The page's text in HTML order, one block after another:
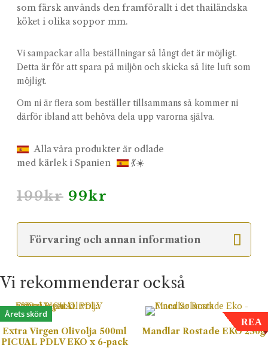
som färsk används den framförallt i det thailändska
köket i olika soppor mm.
Vi sampackar alla beställningar så långt det är möjligt.
Detta är för att spara på miljön och skicka så lite luft som
möjligt.
Om ni är flera som beställer tillsammans så kommer ni
därför ibland att behöva dela upp varorna själva.
Alla våra produkter är odlade
med kärlek i Spanien
💃☀️
199kr Det
priset
var:
199kr.
99kr
priset
är:
99kr.
Förvaring och annan information
Vi rekommenderar också
Årets skörd
Extra Virgen Olivolja 500ml
PICUAL PDLV EKO x 6-pack
REA
Mandlar Rostade EKO 250g